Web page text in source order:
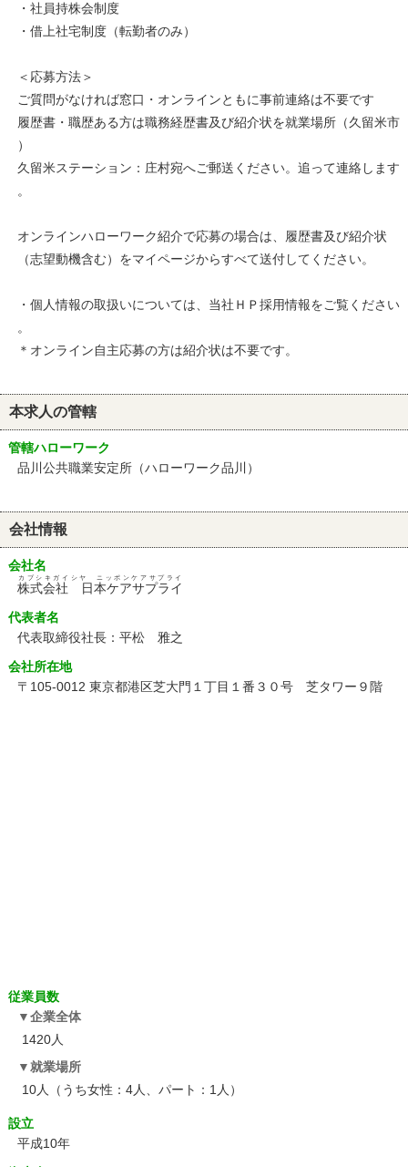
・社員持株会制度
・借上社宅制度（転勤者のみ）
＜応募方法＞
ご質問がなければ窓口・オンラインともに事前連絡は不要です
履歴書・職歴ある方は職務経歴書及び紹介状を就業場所（久留米市
）
久留米ステーション：庄村宛へご郵送ください。追って連絡します
。
オンラインハローワーク紹介で応募の場合は、履歴書及び紹介状
（志望動機含む）をマイページからすべて送付してください。
・個人情報の取扱いについては、当社ＨＰ採用情報をご覧ください
。
＊オンライン自主応募の方は紹介状は不要です。
本求人の管轄
管轄ハローワーク
品川公共職業安定所（ハローワーク品川）
会社情報
会社名
株式会社 日本ケアサプライ
カブシキガイシヤ ニッポンケアサプライ
代表者名
代表取締役社長：平松 雅之
会社所在地
〒105-0012 東京都港区芝大門１丁目１番３０号 芝タワー９階
従業員数
企業全体
1420人
就業場所
10人（うち女性：4人、パート：1人）
設立
平成10年